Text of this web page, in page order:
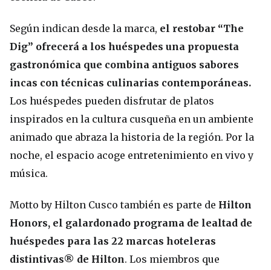
Según indican desde la marca, el restobar “The
Dig” ofrecerá a los huéspedes una propuesta
gastronómica que combina antiguos sabores
incas con técnicas culinarias contemporáneas.
Los huéspedes pueden disfrutar de platos
inspirados en la cultura cusqueña en un ambiente
animado que abraza la historia de la región. Por la
noche, el espacio acoge entretenimiento en vivo y
música.
Motto by Hilton Cusco también es parte de Hilton
Honors, el galardonado programa de lealtad de
huéspedes para las 22 marcas hoteleras
distintivas® de Hilton. Los miembros que